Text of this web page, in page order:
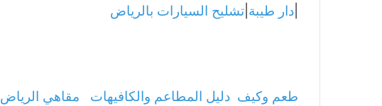
دار طيبة تشليح السيارات بالرياض
طعم وكيف دليل المطاعم والكافيهات مقاهي الرياض